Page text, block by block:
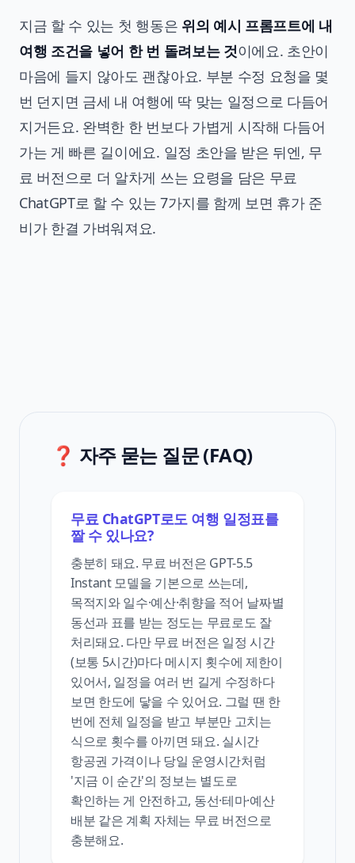
지금 할 수 있는 첫 행동은 위의 예시 프롬프트에 내
여행 조건을 넣어 한 번 돌려보는 것이에요. 초안이
마음에 들지 않아도 괜찮아요. 부분 수정 요청을 몇
번 던지면 금세 내 여행에 딱 맞는 일정으로 다듬어
지거든요. 완벽한 한 번보다 가볍게 시작해 다듬어
가는 게 빠른 길이에요. 일정 초안을 받은 뒤엔, 무
료 버전으로 더 알차게 쓰는 요령을 담은 무료
ChatGPT로 할 수 있는 7가지를 함께 보면 휴가 준
비가 한결 가벼워져요.
❓ 자주 묻는 질문 (FAQ)
무료 ChatGPT로도 여행 일정표를
짤 수 있나요?
충분히 돼요. 무료 버전은 GPT-5.5
Instant 모델을 기본으로 쓰는데,
목적지와 일수·예산·취향을 적어 날짜별
동선과 표를 받는 정도는 무료로도 잘
처리돼요. 다만 무료 버전은 일정 시간
(보통 5시간)마다 메시지 횟수에 제한이
있어서, 일정을 여러 번 길게 수정하다
보면 한도에 닿을 수 있어요. 그럴 땐 한
번에 전체 일정을 받고 부분만 고치는
식으로 횟수를 아끼면 돼요. 실시간
항공권 가격이나 당일 운영시간처럼
'지금 이 순간'의 정보는 별도로
확인하는 게 안전하고, 동선·테마·예산
배분 같은 계획 자체는 무료 버전으로
충분해요.